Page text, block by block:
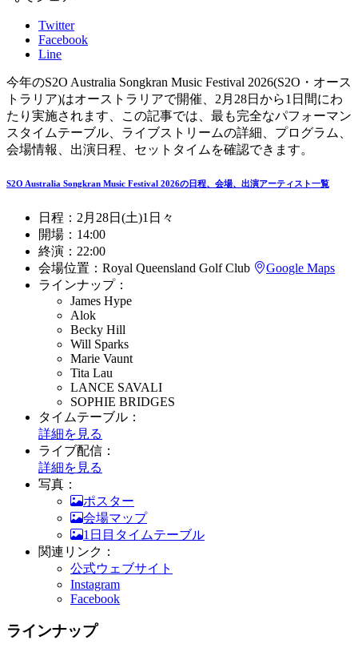
Twitter
Facebook
Line
今年のS2O Australia Songkran Music Festival 2026(S2O・オース
トラリア)はオーストラリアで開催、2月28日から1日間にわ
たり実施されます、この記事では、最も完全なパフォーマン
スタイムテーブル、ライブストリームの詳細、プログラム、
会場情報、出演日程、セットタイムを確認できます。
S2O Australia Songkran Music Festival 2026の日程、会場、出演アーティスト一覧
日程： 2月28日(土)1日々
開場： 14:00
終演： 22:00
会場位置： Royal Queensland Golf Club
Google Maps
ラインナップ：
James Hype
Alok
Becky Hill
Will Sparks
Marie Vaunt
Tita Lau
LANCE SAVALI
SOPHIE BRIDGES
タイムテーブル：
詳細を見る
ライブ配信：
詳細を見る
写真：
ポスター
会場マップ
1日目タイムテーブル
関連リンク：
公式ウェブサイト
Instagram
Facebook
ラインナップ